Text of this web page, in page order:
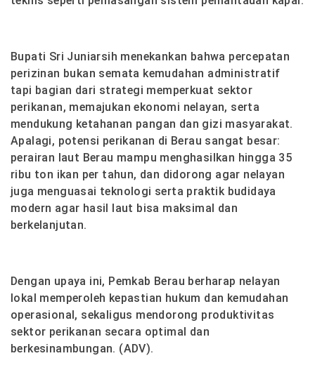
Bupati Sri Juniarsih menekankan bahwa percepatan
perizinan bukan semata kemudahan administratif
tapi bagian dari strategi memperkuat sektor
perikanan, memajukan ekonomi nelayan, serta
mendukung ketahanan pangan dan gizi masyarakat.
Apalagi, potensi perikanan di Berau sangat besar:
perairan laut Berau mampu menghasilkan hingga 35
ribu ton ikan per tahun, dan didorong agar nelayan
juga menguasai teknologi serta praktik budidaya
modern agar hasil laut bisa maksimal dan
berkelanjutan.
Dengan upaya ini, Pemkab Berau berharap nelayan
lokal memperoleh kepastian hukum dan kemudahan
operasional, sekaligus mendorong produktivitas
sektor perikanan secara optimal dan
berkesinambungan. (ADV).